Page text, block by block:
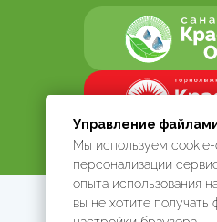
Управление
Мы используем
персонализации
опыта использования
вы не хотите